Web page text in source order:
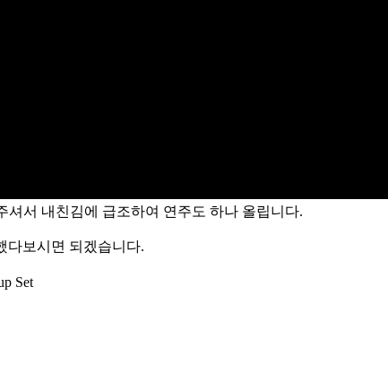
서 내친김에 급조하여 연주도 하나 올립니다.
다보시면 되겠습니다.
Set